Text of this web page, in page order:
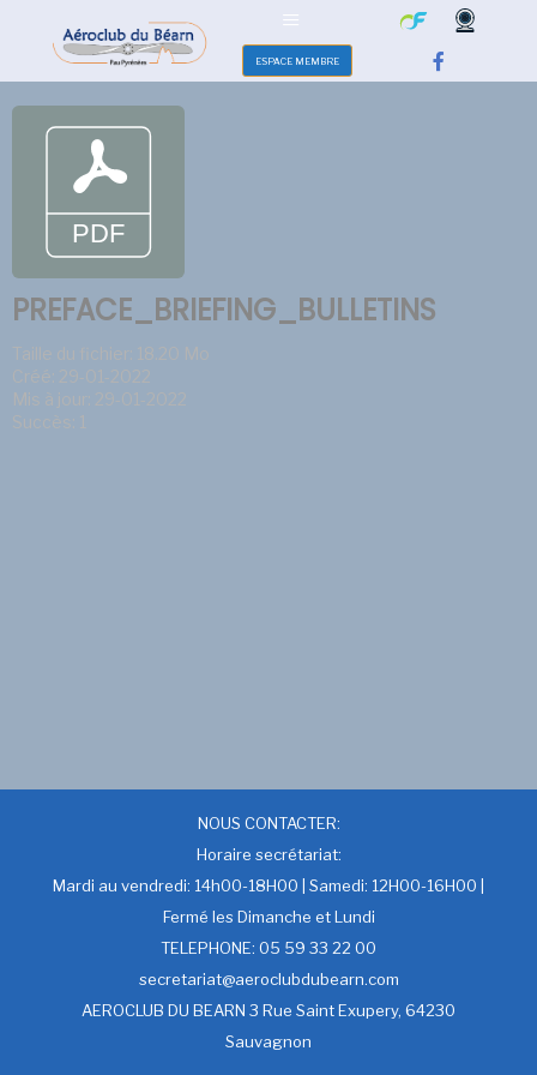
ESPACE MEMBRE
PREFACE_BRIEFING_BULLETINS
Taille du fichier: 18.20 Mo
Créé: 29-01-2022
Mis à jour: 29-01-2022
Succès: 1
NOUS CONTACTER:
Horaire secrétariat:
Mardi au vendredi: 14h00-18H00 | Samedi: 12H00-16H00 |
Fermé les Dimanche et Lundi
TELEPHONE: 05 59 33 22 00
secretariat@aeroclubdubearn.com
AEROCLUB DU BEARN 3 Rue Saint Exupery, 64230
Sauvagnon